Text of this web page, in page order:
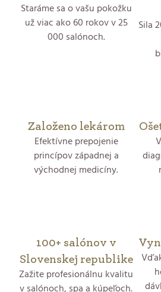
a
p
v
ý
Staráme sa o vašu pokožku
už viac ako 60 rokov v 25
000 salónoch.
Sila
Založeno lekárom
Efektívne prepojenie
princípov západnej a
východnej medicíny.
100+ salónov v
Slovenskej republike
Zažite profesionálnu kvalitu